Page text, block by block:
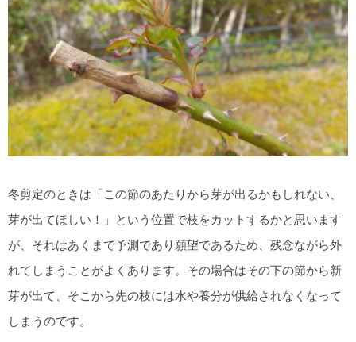
冬剪定のときは「この節のあたりから芽が出るかもしれない、
芽が出てほしい！」という位置で枝をカットするかと思います
が、それはあくまで予測であり願望であるため、残念ながら外
れてしまうことがよくあります。その場合はその下の節から新
芽が出て、そこから先の枝には水や養分が供給されなくなって
しまうのです。